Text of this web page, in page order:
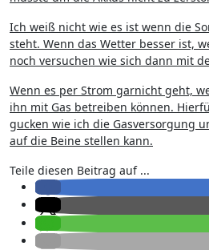
Ich weiß nicht wie es ist wenn die
steht. Wenn das Wetter besser ist,
noch versuchen wie sich dann mit
Wenn es per Strom garnicht geht,
ihn mit Gas betreiben können.
gucken wie ich die Gasversorgung
auf die Beine stellen kann.
Teile diesen Beitrag auf ...